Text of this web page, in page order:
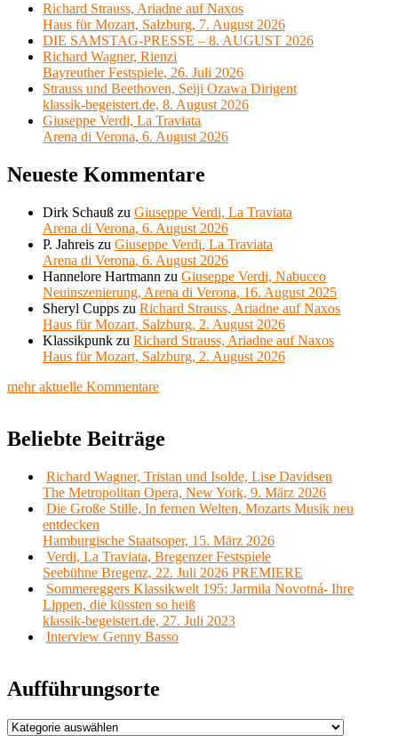
Richard Strauss, Ariadne auf Naxos
Haus für Mozart, Salzburg, 7. August 2026
DIE SAMSTAG-PRESSE – 8. AUGUST 2026
Richard Wagner, Rienzi
Bayreuther Festspiele, 26. Juli 2026
Strauss und Beethoven, Seiji Ozawa Dirigent
klassik-begeistert.de, 8. August 2026
Giuseppe Verdi, La Traviata
Arena di Verona, 6. August 2026
Neueste Kommentare
Dirk Schauß zu Giuseppe Verdi, La Traviata
Arena di Verona, 6. August 2026
P. Jahreis zu Giuseppe Verdi, La Traviata
Arena di Verona, 6. August 2026
Hannelore Hartmann zu Giuseppe Verdi, Nabucco
Neuinszenierung, Arena di Verona, 16. August 2025
Sheryl Cupps zu Richard Strauss, Ariadne auf Naxos
Haus für Mozart, Salzburg, 2. August 2026
Klassikpunk zu Richard Strauss, Ariadne auf Naxos
Haus für Mozart, Salzburg, 2. August 2026
mehr aktuelle Kommentare
Beliebte Beiträge
Richard Wagner, Tristan und Isolde, Lise Davidsen
The Metropolitan Opera, New York, 9. März 2026
Die Große Stille, In fernen Welten, Mozarts Musik neu
entdecken
Hamburgische Staatsoper, 15. März 2026
Verdi, La Traviata, Bregenzer Festspiele
Seebühne Bregenz, 22. Juli 2026 PREMIERE
Sommereggers Klassikwelt 195: Jarmila Novotná- Ihre
Lippen, die küssten so heiß
klassik-begeistert.de, 27. Juli 2023
Interview Genny Basso
Aufführungsorte
Aufführungsorte